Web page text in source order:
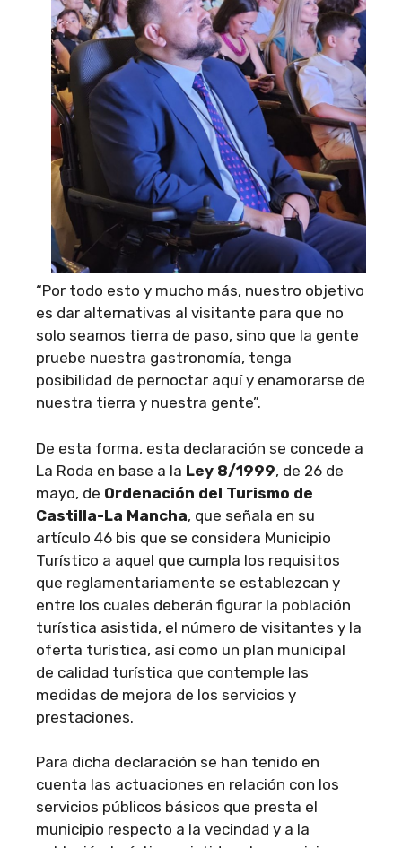
“Por todo esto y mucho más, nuestro objetivo
es dar alternativas al visitante para que no
solo seamos tierra de paso, sino que la gente
pruebe nuestra gastronomía, tenga
posibilidad de pernoctar aquí y enamorarse de
nuestra tierra y nuestra gente”.
De esta forma, esta declaración se concede a
La Roda en base a la Ley 8/1999, de 26 de
mayo, de Ordenación del Turismo de
Castilla-La Mancha, que señala en su
artículo 46 bis que se considera Municipio
Turístico a aquel que cumpla los requisitos
que reglamentariamente se establezcan y
entre los cuales deberán figurar la población
turística asistida, el número de visitantes y la
oferta turística, así como un plan municipal
de calidad turística que contemple las
medidas de mejora de los servicios y
prestaciones.
Para dicha declaración se han tenido en
cuenta las actuaciones en relación con los
servicios públicos básicos que presta el
municipio respecto a la vecindad y a la